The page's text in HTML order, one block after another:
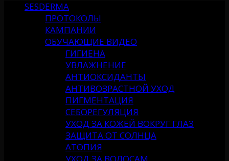
SESDERMA
ПРОТОКОЛЫ
КАМПАНИИ
ОБУЧАЮЩИЕ ВИДЕО
ГИГИЕНА
УВЛАЖНЕНИЕ
АНТИОКСИДАНТЫ
АНТИВОЗРАСТНОЙ УХОД
ПИГМЕНТАЦИЯ
СЕБОРЕГУЛЯЦИЯ
УХОД ЗА КОЖЕЙ ВОКРУГ ГЛАЗ
ЗАЩИТА ОТ СОЛНЦА
АТОПИЯ